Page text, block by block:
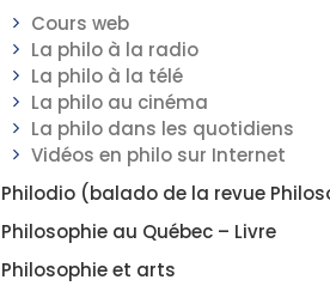
Cours web
La philo à la radio
La philo à la télé
La philo au cinéma
La philo dans les quotidiens
Vidéos en philo sur Internet
Philodio (balado de la revue
Philosophie au Québec – Livre
Philosophie et arts